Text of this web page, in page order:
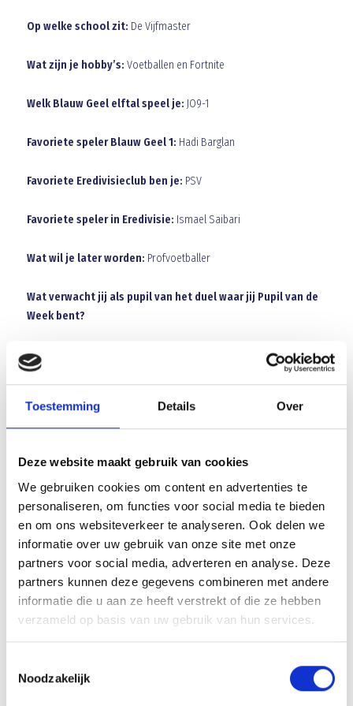
Toestemming Details Over
Deze website maakt gebruik van cookies
We gebruiken cookies om content en advertenties te
personaliseren, om functies voor social media te bieden
en om ons websiteverkeer te analyseren. Ook delen we
informatie over uw gebruik van onze site met onze
partners voor social media, adverteren en analyse. Deze
partners kunnen deze gegevens combineren met andere
informatie die u aan ze heeft verstrekt of die ze hebben
verzameld op basis van uw gebruik van hun services.
Noodzakelijk
Op welke school zit: De Vijfmaster
Wat zijn je hobby’s: Voetballen en Fortnite
Welk Blauw Geel elftal speel je: JO9-1
Favoriete speler Blauw Geel 1: Hadi Barglan
Favoriete Eredivisieclub ben je: PSV
Favoriete speler in Eredivisie: Ismael Saibari
Wat wil je later worden: Profvoetballer
Wat verwacht jij als pupil van het duel waar jij Pupil van de
Week bent?
Blauw Geel wint! Met 3-1!
Hierbij nodigen wij jou uit om aanstaande zondag pupil van de week
teamgenoten, broertjes en zusjes en opa’s en oma’s van harte
welkom. Je wordt om13:15 uurverwacht op ons sportpark waar jij
je dan moet melden bij de businessclub.